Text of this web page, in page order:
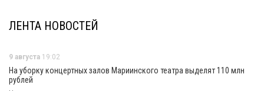
ЛЕНТА НОВОСТЕЙ
9 августа 19:02
На уборку концертных залов Мариинского театра выделят 110 млн
рублей